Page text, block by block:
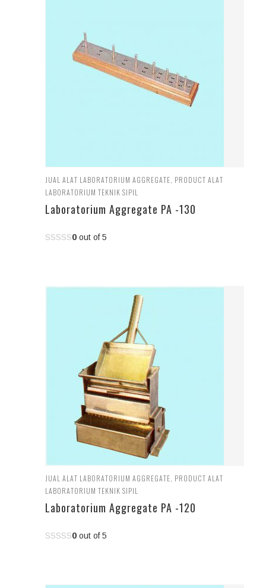
JUAL ALAT LABORATORIUM AGGREGATE PRODUCT ALAT
LABORATORIUM TEKNIK SIPIL
Laboratorium Aggregate PA -130
0 out of 5
JUAL ALAT LABORATORIUM AGGREGATE PRODUCT ALAT
LABORATORIUM TEKNIK SIPIL
Laboratorium Aggregate PA -120
0 out of 5